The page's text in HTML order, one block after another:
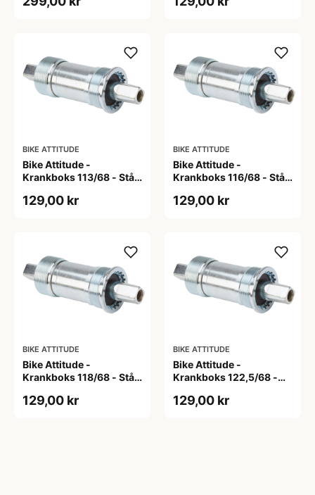
BIKE ATTITUDE
Bike Attitude -
Krankboks 113/68 - Stål
129,00 kr
BIKE ATTITUDE
Bike Attitude -
Krankboks 116/68 - Stål
129,00 kr
BIKE ATTITUDE
Bike Attitude -
Krankboks 118/68 - Stål
129,00 kr
BIKE ATTITUDE
Bike Attitude -
Krankboks 122,5/68 -
lejer
129,00 kr